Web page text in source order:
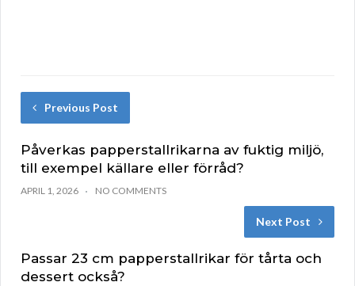
Previous Post
Påverkas papperstallrikarna av fuktig miljö,
till exempel källare eller förråd?
APRIL 1, 2026 NO COMMENTS
Next Post
Passar 23 cm papperstallrikar för tårta och
dessert också?